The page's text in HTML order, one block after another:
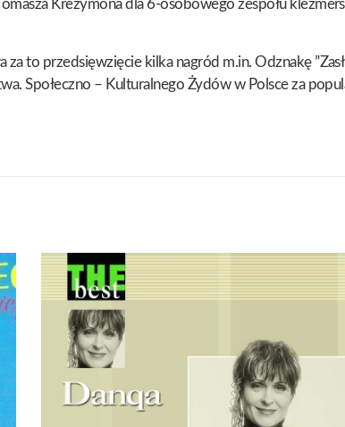
Krezymona dla 6-osobowego zespołu
to przedsięwzięcie kilka nagród m.in. Odznakę
Społeczno – Kulturalnego Żydów w Polsce za